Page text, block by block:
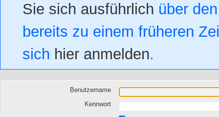
Sie sich ausführlich über
bereits zu einem früheren
sich hier anmelden.
Benutzername
Kennwort